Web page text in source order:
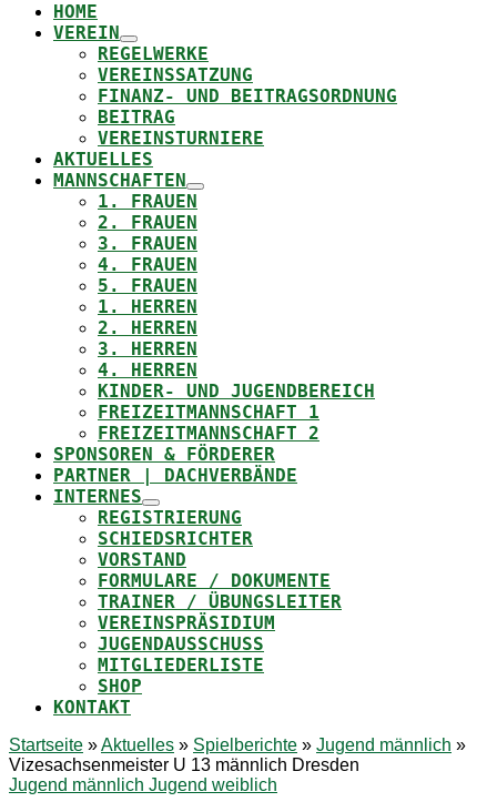
HOME
VEREIN
REGELWERKE
VEREINSSATZUNG
FINANZ- UND BEITRAGSORDNUNG
BEITRAG
VEREINSTURNIERE
AKTUELLES
MANNSCHAFTEN
1. FRAUEN
2. FRAUEN
3. FRAUEN
4. FRAUEN
5. FRAUEN
1. HERREN
2. HERREN
3. HERREN
4. HERREN
KINDER- UND JUGENDBEREICH
FREIZEITMANNSCHAFT 1
FREIZEITMANNSCHAFT 2
SPONSOREN & FÖRDERER
PARTNER | DACHVERBÄNDE
INTERNES
REGISTRIERUNG
SCHIEDSRICHTER
VORSTAND
FORMULARE / DOKUMENTE
TRAINER / ÜBUNGSLEITER
VEREINSPRÄSIDIUM
JUGENDAUSSCHUSS
MITGLIEDERLISTE
SHOP
KONTAKT
Startseite »Aktuelles » Spielberichte » Jugend männlich »
Vizesachsenmeister U 13 männlich Dresden
Jugend männlich Jugend weiblich